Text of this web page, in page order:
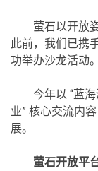
萤石以开放
此前，我们已携
功举办沙龙活动。
今年以 “蓝
业” 核心交流内
展。
萤石开放平